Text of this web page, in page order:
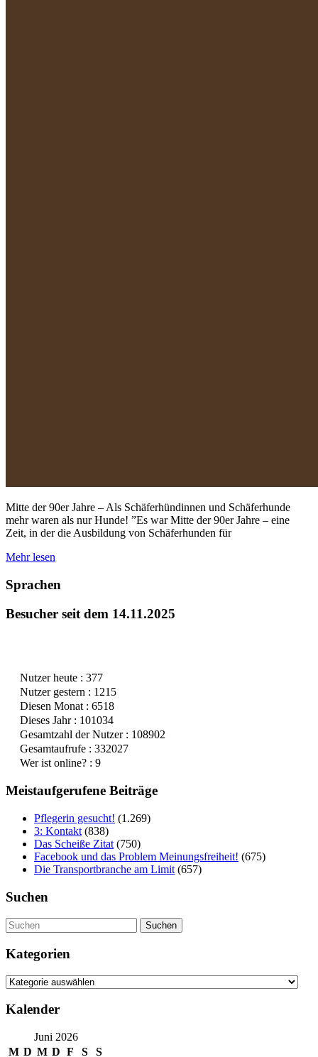
Mitte der 90er Jahre – Als Schäferhündinnen und Schäferhunde
mehr waren als nur Hunde! ”Es war Mitte der 90er Jahre – eine
Zeit, in der die Ausbildung von Schäferhunden für
Mehr lesen
Sprachen
Besucher seit dem 14.11.2025
Nutzer heute : 377
Nutzer gestern : 1215
Diesen Monat : 6518
Dieses Jahr : 101034
Gesamtzahl der Nutzer : 108902
Gesamtaufrufe : 332027
Wer ist online? : 9
Meistaufgerufene Beiträge
Pflegerin gesucht! (1.269)
3: Kontakt (838)
Das Scheiße Zitat (750)
Facebook und das Problem Meinungsfreiheit! (675)
Die Transportbranche am Limit (657)
Suchen
Suchen
Kategorien
Kategorien
Kalender
Juni 2026
M D M D F S S